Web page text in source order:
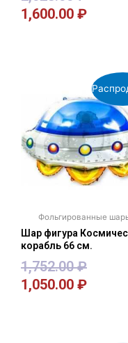
1,600.00 ₽
Фольгированные
Шар фигура
корабль 66 см.
1,752.00₽
1,050.00 ₽